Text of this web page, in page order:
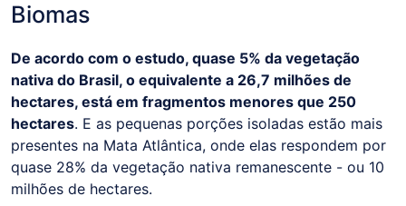
Biomas
De acordo com o estudo, quase 5% da vegetação
nativa do Brasil, o equivalente a 26,7 milhões de
hectares, está em fragmentos menores que 250
hectares. E as pequenas porções isoladas estão mais
presentes na Mata Atlântica, onde elas respondem por
quase 28% da vegetação nativa remanescente - ou 10
milhões de hectares.